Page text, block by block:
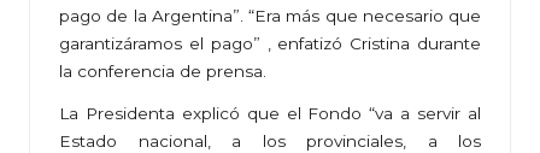
pago de la Argentina”. “Era más que necesario que
garantizáramos el pago” , enfatizó Cristina durante
la conferencia de prensa.
La Presidenta explicó que el Fondo “va a servir al
Estado nacional, a los provinciales, a los